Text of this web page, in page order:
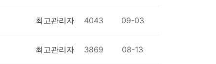
최고관리자 4043 09-03
최고관리자 3869 08-13